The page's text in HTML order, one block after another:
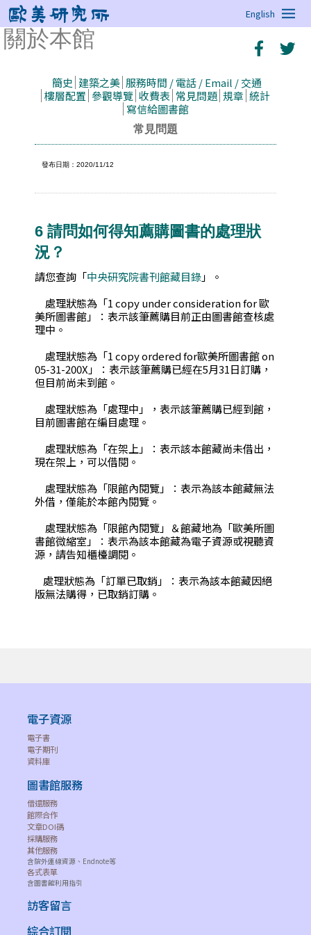
English
關於本館
簡史 建築之美 服務時間 / 電話 / Email / 交通
樓層配置 參觀導覽 收費表 常見問題 規章 統計
寫信給圖書館
常見問題
發布日期：2020/11/12
6 請問如何得知薦購圖書的處理狀
況？
請您查詢「中央研究院書刊館藏目錄」。
處理狀態為「1 copy under consideration for 歐
美所圖書館」：表示該筆薦購目前正由圖書館查核處
理中。
處理狀態為「1 copy ordered for歐美所圖書館 on
05-31-200X」：表示該筆薦購已經在5月31日訂購，
但目前尚未到館。
處理狀態為「處理中」，表示該筆薦購已經到館，
目前圖書館在編目處理。
處理狀態為「在架上」：表示該本館藏尚未借出，
現在架上，可以借閱。
處理狀態為「限館內閱覽」：表示為該本館藏無法
外借，僅能於本館內閱覽。
處理狀態為「限館內閱覽」＆館藏地為「歐美所圖
書館微縮室」：表示為該本館藏為電子資源或視聽資
源，請告知櫃檯調閱。
處理狀態為「訂單已取銷」：表示為該本館藏因絕
版無法購得，已取銷訂購。
電子資源
電子書
電子期刊
資料庫
圖書館服務
借還服務
館際合作
文章DOI碼
採購服務
其他服務
含院外連線資源、Endnote等
各式表單
含圖書館利用指引
訪客留言
綜合訂閱